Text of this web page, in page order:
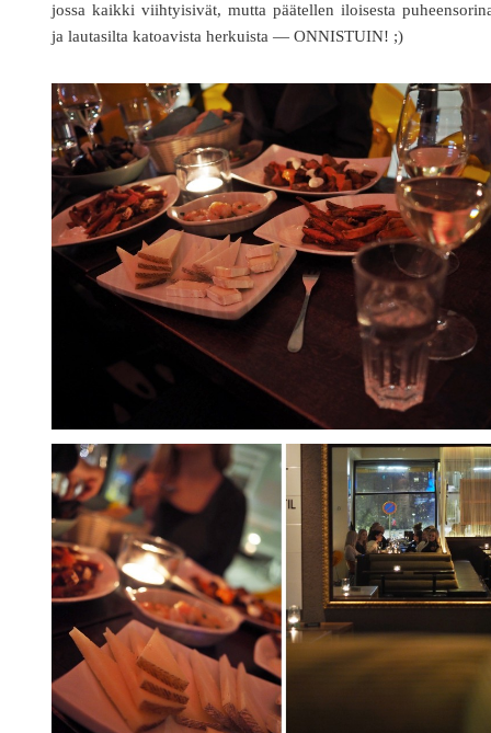
jossa kaikki viihtyisivät, mutta päätellen iloisesta
ja lautasilta katoavista herkuista — ONNISTUIN! ;)